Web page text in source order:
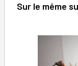
Sur le même